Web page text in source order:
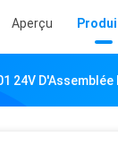
Aperçu
24V